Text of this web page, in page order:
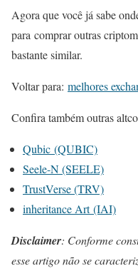
Agora que você já sabe
para comprar outras
bastante similar.
Voltar para: melhores
Confira também outras
Qubic (QUBIC)
Seele-N (SEELE)
TrustVerse (TRV)
inheritance Art (IAI)
Disclaimer: Conforme
esse artigo não se